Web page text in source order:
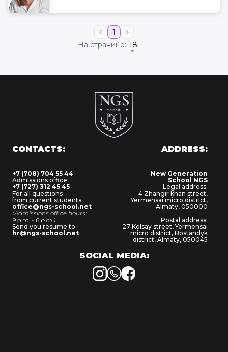
На странице:
Предыдущая страница
1
Следующая страница
CONTACTS:
+7 (708) 704 55 44
Admissions office
+7 (727) 312 45 45
For all questions
from current students
office@ngs-school.net
(Admissions office hours:
9 a.m. - 6 p.m.)
Send you resume to
hr@ngs-school.net
ADDRESS:
New Generation
School NGS
Legal address:
4 Zhangir khan street,
Yermensai micro district,
Almaty, 050000
Postal address:
27 Kolsay street, Yermensai
micro district, Bostandyk
district, Almaty, 050045
SOCIAL MEDIA:
Instagram
WhatsApp
Facebook